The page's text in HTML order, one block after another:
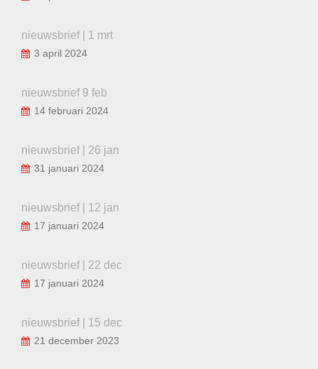
nieuwsbrief | 1 mrt
3 april 2024
nieuwsbrief 9 feb
14 februari 2024
nieuwsbrief | 26 jan
31 januari 2024
nieuwsbrief | 12 jan
17 januari 2024
nieuwsbrief | 22 dec
17 januari 2024
nieuwsbrief | 15 dec
21 december 2023